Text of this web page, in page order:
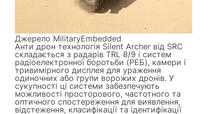
Джерело MilitaryEmbedded
Анти дрон технологія Silent Archer від SRC
складається з радарів TRL 8/9 і систем
радіоелектронної боротьби (РЕБ), камери і
тривимірного дисплея для ураження
одиночних або групи ворожих дронів. У
сукупності ці системи забезпечують
можливості просторового, частотного та
оптичного спостереження для виявлення,
відстеження, класифікації та ідентифікації